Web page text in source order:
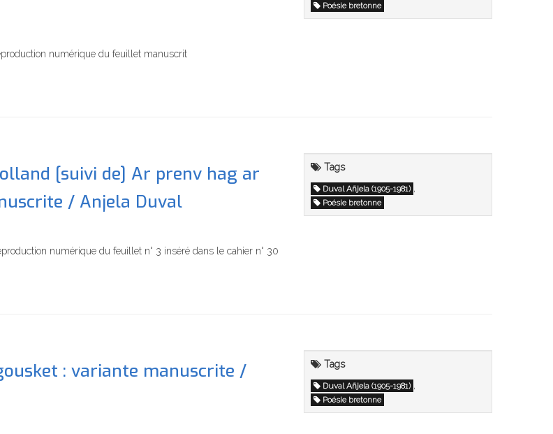
numérique du feuillet manuscrit
Poésie bretonne
[suivi de] Ar prenv hag ar
/ Anjela Duval
numérique du feuillet n° 3 inséré dans le cahier n° 30
Tags
Duval Añjela (1905-1981) ,
Poésie bretonne
: variante manuscrite /
Tags
Duval Añjela (1905-1981) ,
Poésie bretonne